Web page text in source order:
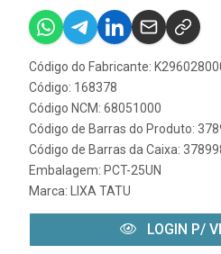
Código do Fabricante:
Código: 168378
Código NCM: 68051000
Código de Barras do Produto:
Código de Barras da Caixa:
Embalagem: PCT-25UN
Marca:
LIXA TATU
LOGIN P/